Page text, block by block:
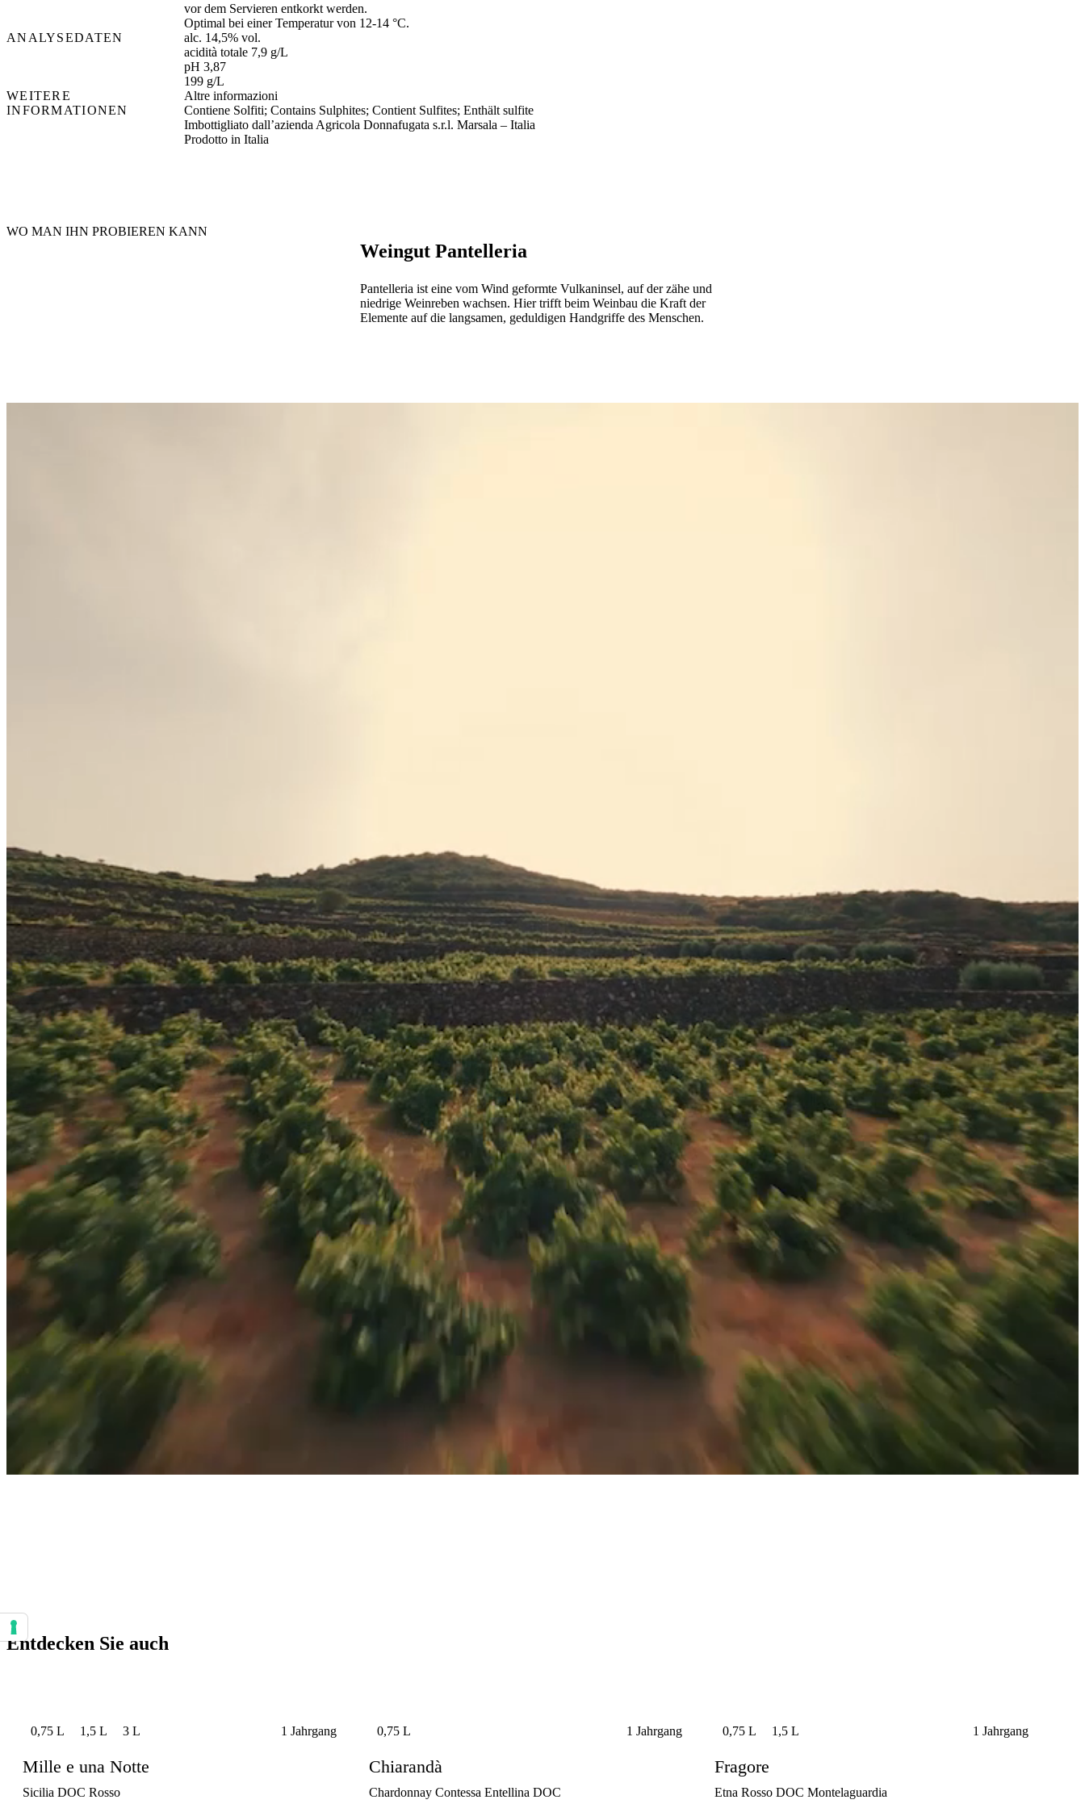
vor dem Servieren entkorkt werden.
Optimal bei einer Temperatur von 12-14 °C.
ANALYSEDATEN
alc. 14,5% vol.
acidità totale 7,9 g/L
pH 3,87
199 g/L
WEITERE
INFORMATIONEN
Altre informazioni
Contiene Solfiti; Contains Sulphites; Contient Sulfites; Enthält sulfite
Imbottigliato dall’azienda Agricola Donnafugata s.r.l. Marsala – Italia
Prodotto in Italia
WO MAN IHN PROBIEREN KANN
Weingut Pantelleria
Pantelleria ist eine vom Wind geformte Vulkaninsel, auf der zähe und
niedrige Weinreben wachsen. Hier trifft beim Weinbau die Kraft der
Elemente auf die langsamen, geduldigen Handgriffe des Menschen.
Entdecken Sie auch
0,75 L 1,5 L 3 L 1 Jahrgang
Mille e una Notte
Sicilia DOC Rosso
0,75 L 1 Jahrgang
Chiarandà
Chardonnay Contessa Entellina DOC
0,75 L 1,5 L 1 Jahrgang
Fragore
Etna Rosso DOC Montelaguardia
Ihre Einstellungen für Einwilligungen für Tracking Technologien